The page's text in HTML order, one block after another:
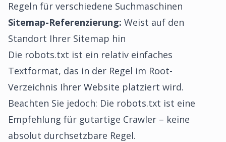
Regeln für verschiedene Suchmaschinen
Sitemap-Referenzierung: Weist auf den
Standort Ihrer Sitemap hin
Die robots.txt ist ein relativ einfaches
Textformat, das in der Regel im Root-
Verzeichnis Ihrer Website platziert wird.
Beachten Sie jedoch: Die robots.txt ist eine
Empfehlung für gutartige Crawler – keine
absolut durchsetzbare Regel.